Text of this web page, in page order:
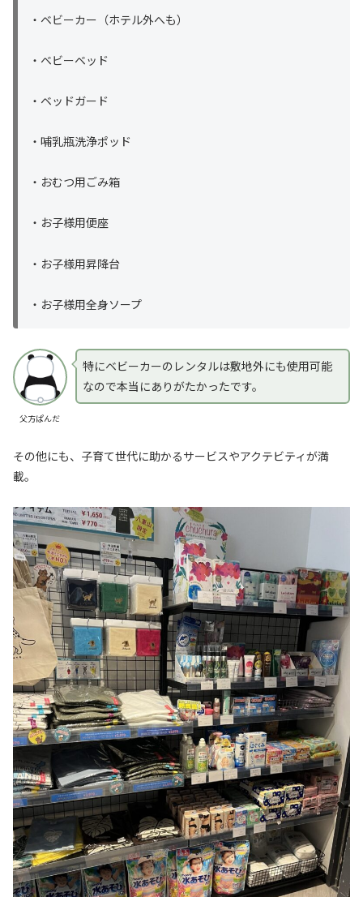
・ベビーカー（ホテル外へも）
・ベビーベッド
・ベッドガード
・哺乳瓶洗浄ポッド
・おむつ用ごみ箱
・お子様用便座
・お子様用昇降台
・お子様用全身ソープ
父方ぱんだ
特にベビーカーのレンタルは敷地外にも使用可能
なので本当にありがたかったです。
その他にも、子育て世代に助かるサービスやアクテビティが満
載。